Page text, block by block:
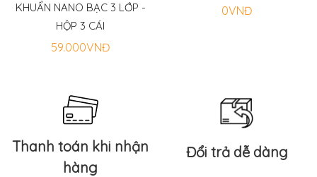
Viet Nam
KHUẨN NANO BẠC 3 LỚP -
HỘP 3 CÁI
59.000VNĐ
0VNĐ
Thanh toán khi nhận
hàng
Đổi trả dễ dàng